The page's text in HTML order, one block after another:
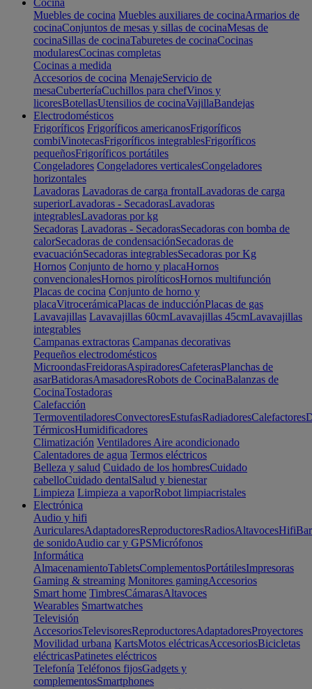
Cocina
Muebles de cocina Muebles auxiliares de cocinaArmarios de
cocinaConjuntos de mesas y sillas de cocinaMesas de
cocinaSillas de cocinaTaburetes de cocinaCocinas
modularesCocinas completas
Cocinas a medida
Accesorios de cocina MenajeServicio de
mesaCuberteríaCuchillos para chefVinos y
licoresBotellasUtensilios de cocinaVajillaBandejas
Electrodomésticos
Frigoríficos Frigoríficos americanosFrigoríficos
combiVinotecasFrigoríficos integrablesFrigoríficos
pequeñosFrigoríficos portátiles
Congeladores Congeladores verticalesCongeladores
horizontales
Lavadoras Lavadoras de carga frontalLavadoras de carga
superiorLavadoras - SecadorasLavadoras
integrablesLavadoras por kg
Secadoras Lavadoras - SecadorasSecadoras con bomba de
calorSecadoras de condensaciónSecadoras de
evacuaciónSecadoras integrablesSecadoras por Kg
Hornos Conjunto de horno y placaHornos
convencionalesHornos pirolíticosHornos multifunción
Placas de cocina Conjunto de horno y
placaVitrocerámicaPlacas de inducciónPlacas de gas
Lavavajillas Lavavajillas 60cmLavavajillas 45cmLavavajillas
integrables
Campanas extractoras Campanas decorativas
Pequeños electrodomésticos
MicroondasFreidorasAspiradoresCafeterasPlanchas de
asarBatidorasAmasadoresRobots de CocinaBalanzas de
CocinaTostadoras
Calefacción
TermoventiladoresConvectoresEstufasRadiadoresCalefactores
TérmicosHumidificadores
Climatización Ventiladores Aire acondicionado
Calentadores de agua Termos eléctricos
Belleza y salud Cuidado de los hombresCuidado
cabelloCuidado dentalSalud y bienestar
Limpieza Limpieza a vaporRobot limpiacristales
Electrónica
Audio y hifi
AuricularesAdaptadoresReproductoresRadiosAltavocesHifi
de sonidoAudio car y GPSMicrófonos
Informática
AlmacenamientoTabletsComplementosPortátilesImpresoras
Gaming & streaming Monitores gamingAccesorios
Smart home TimbresCámarasAltavoces
Wearables Smartwatches
Televisión
AccesoriosTelevisoresReproductoresAdaptadoresProyectores
Movilidad urbana KartsMotos eléctricasAccesoriosBicicletas
eléctricasPatinetes eléctricos
Telefonía Teléfonos fijosGadgets y
complementosSmartphones